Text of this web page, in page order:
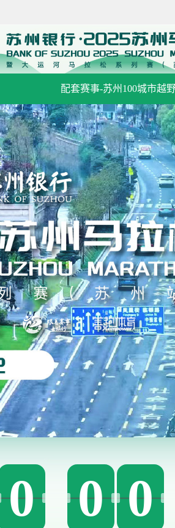
配套赛事-苏州100城市越
0 0 0